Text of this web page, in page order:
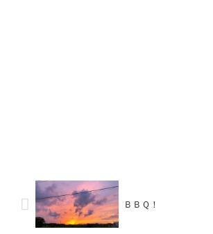
ＢＢＱ！